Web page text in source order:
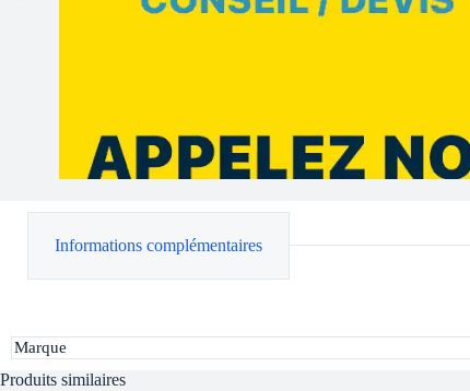
Informations complémentaires
Marque
Produits similaires